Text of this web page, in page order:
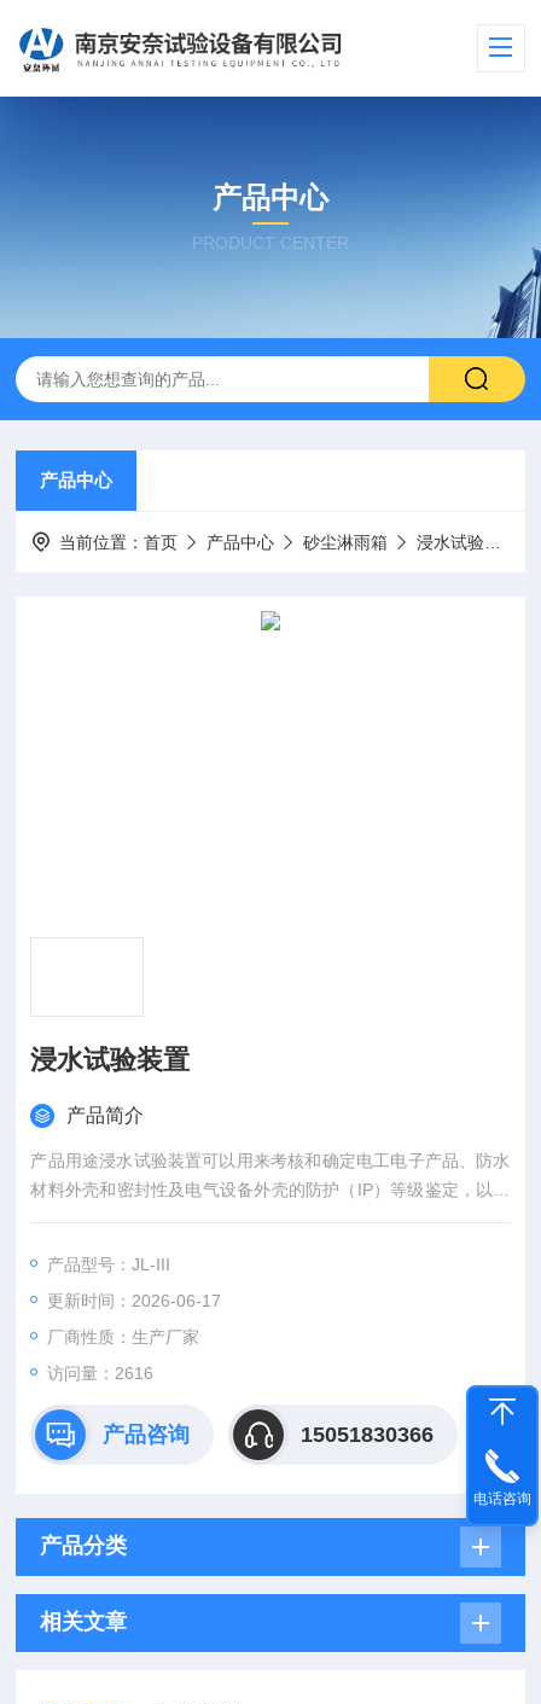
产品中心
PRODUCT CENTER
产品中心
当前位置：首页 产品中心 砂尘淋雨箱 浸水试验装置
浸水试验装置
产品简介
产品用途浸水试验装置可以用来考核和确定电工电子产品、防水
材料外壳和密封性及电气设备外壳的防护（IP）等级鉴定，以及
在水试验后或在试验期间能否保证设备材料和元件良好的工作性
耐久性试验。
产品型号：JL-III
更新时间：2026-06-17
厂商性质：生产厂家
访问量：2616
产品咨询 15051830366
产品分类
相关文章
电话咨询